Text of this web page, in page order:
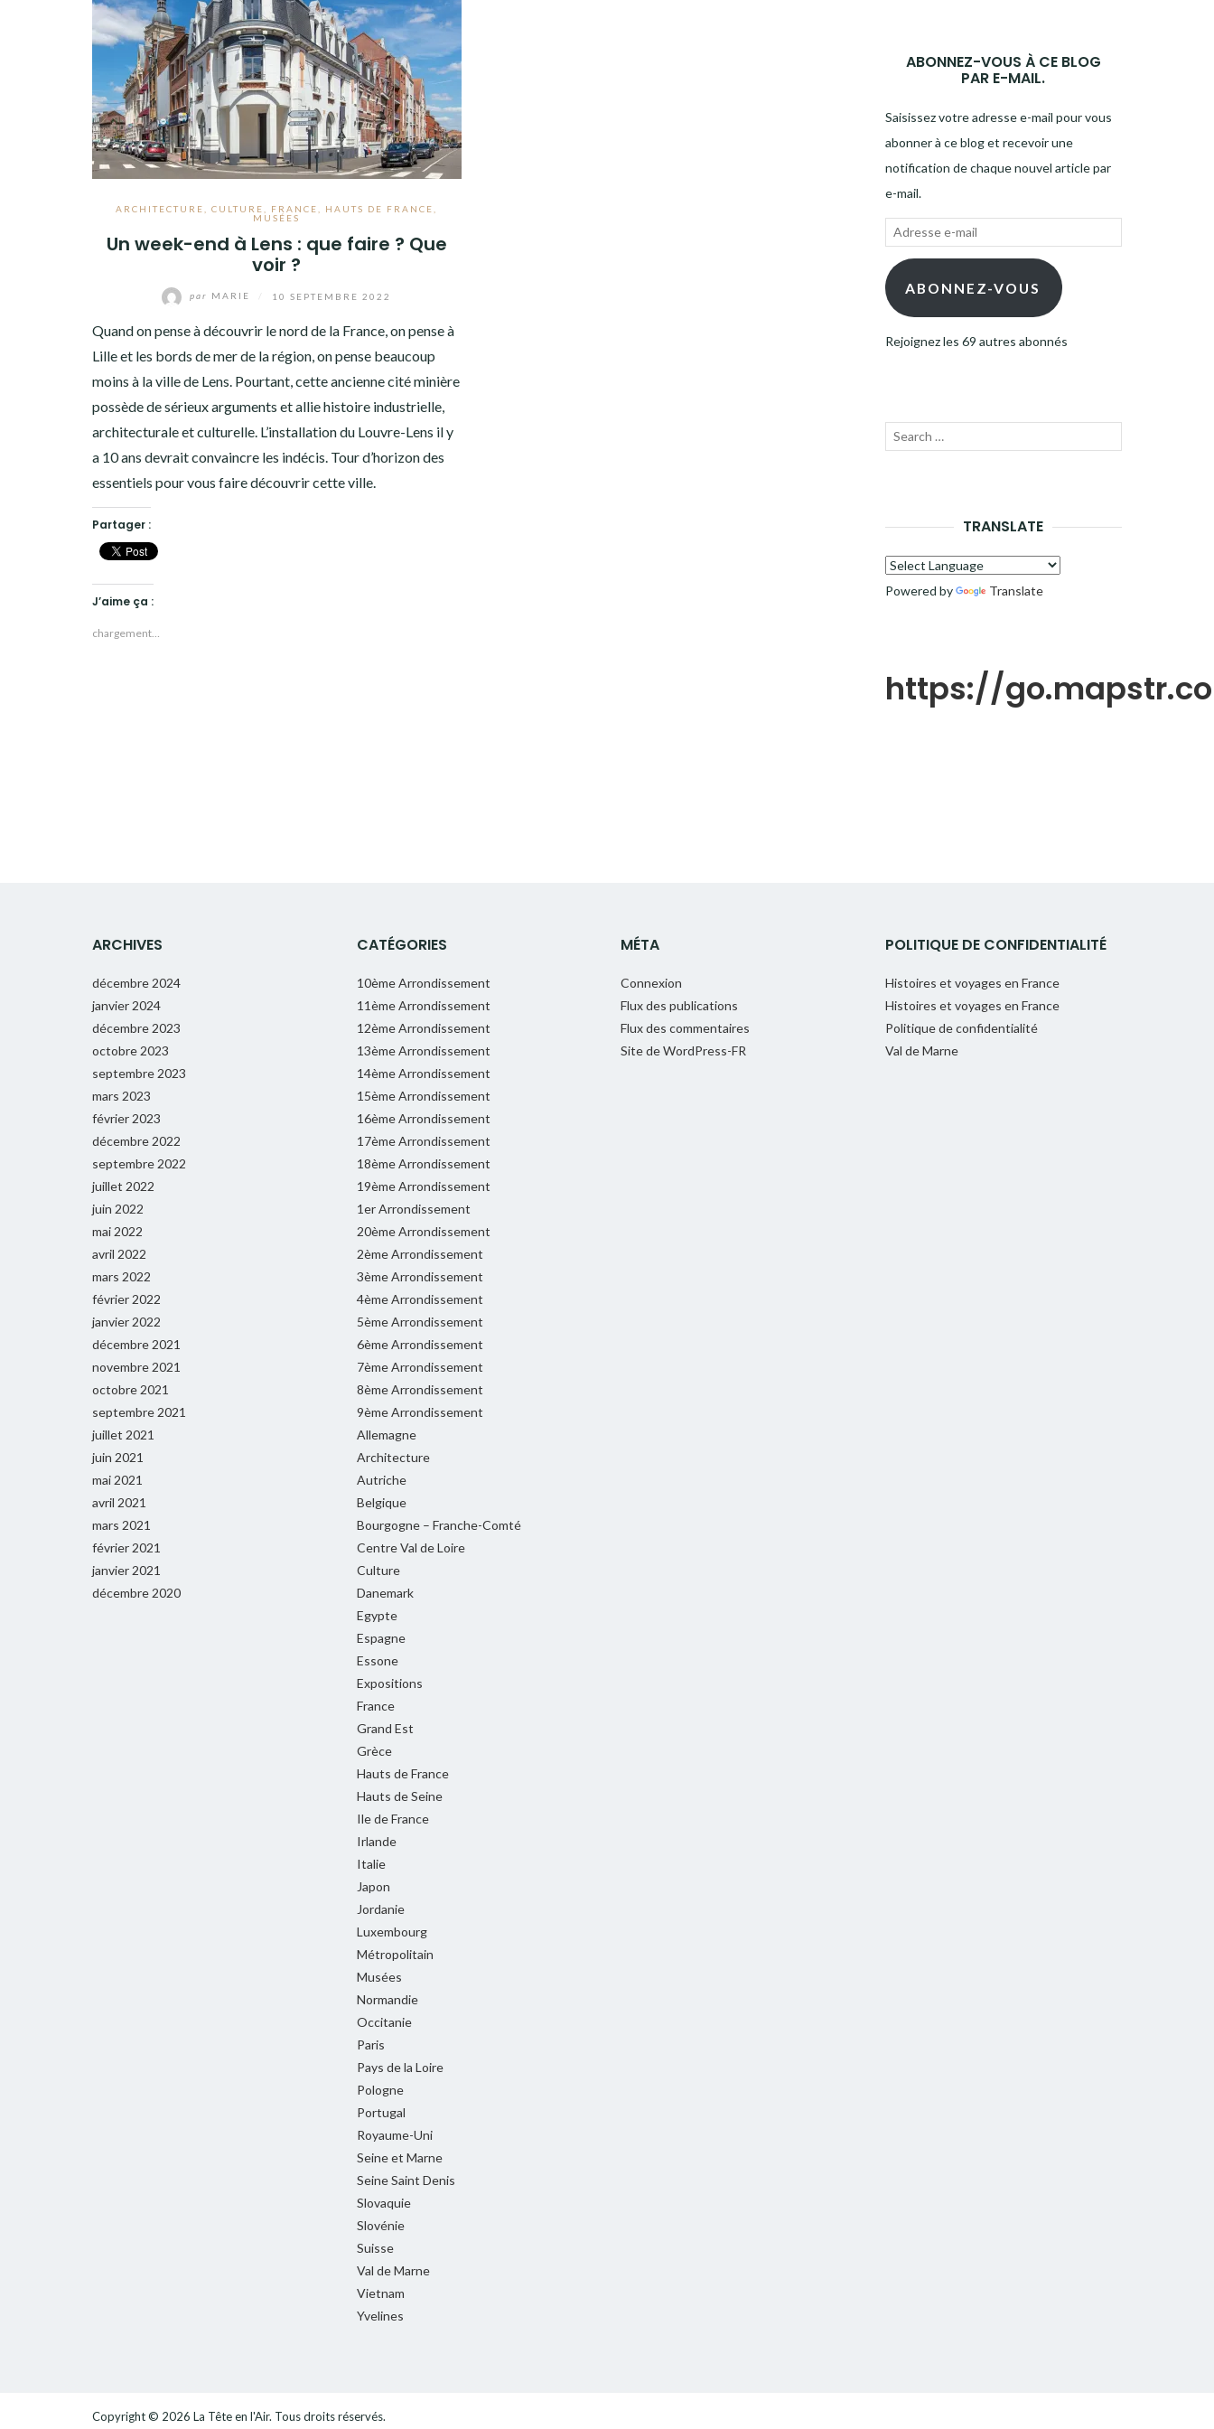
ARCHITECTURE ,CULTURE FRANCE HAUTS DE FRANCE
MUSÉES
Un week-end à Lens : que faire ? Que
voir ?
par MARIE 10 SEPTEMBRE 2022
Quand on pense à découvrir le nord de la France, on pense à
Lille et les bords de mer de la région, on pense beaucoup
moins à la ville de Lens. Pourtant, cette ancienne cité minière
possède de sérieux arguments et allie histoire industrielle,
architecturale et culturelle. L’installation du Louvre-Lens il y
a 10 ans devrait convaincre les indécis. Tour d’horizon des
essentiels pour vous faire découvrir cette ville.
Partager :
J’aime ça :
chargement…
ABONNEZ-VOUS À CE BLOG
PAR E-MAIL.
Saisissez votre adresse e-mail pour vous
abonner à ce blog et recevoir une
notification de chaque nouvel article par
e-mail.
Adresse
mail ABONNEZ-VOUS
Rejoignez les 69 autres abonnés
Recherche
TRANSLATE
Powered by Translate
https://
ARCHIVES
décembre 2024
janvier 2024
décembre 2023
octobre 2023
septembre 2023
mars 2023
février 2023
décembre 2022
septembre 2022
juillet 2022
juin 2022
mai 2022
avril 2022
mars 2022
février 2022
janvier 2022
décembre 2021
novembre 2021
octobre 2021
septembre 2021
juillet 2021
juin 2021
mai 2021
avril 2021
mars 2021
février 2021
janvier 2021
décembre 2020
CATÉGORIES
10ème Arrondissement
11ème Arrondissement
12ème Arrondissement
13ème Arrondissement
14ème Arrondissement
15ème Arrondissement
16ème Arrondissement
17ème Arrondissement
18ème Arrondissement
19ème Arrondissement
1er Arrondissement
20ème Arrondissement
2ème Arrondissement
3ème Arrondissement
4ème Arrondissement
5ème Arrondissement
6ème Arrondissement
7ème Arrondissement
8ème Arrondissement
9ème Arrondissement
Allemagne
Architecture
Autriche
Belgique
Bourgogne – Franche-Comté
Centre Val de Loire
Culture
Danemark
Egypte
Espagne
Essone
Expositions
France
Grand Est
Grèce
Hauts de France
Hauts de Seine
Ile de France
Irlande
Italie
Japon
Jordanie
Luxembourg
Métropolitain
Musées
Normandie
Occitanie
Paris
Pays de la Loire
Pologne
Portugal
Royaume-Uni
Seine et Marne
Seine Saint Denis
Slovaquie
Slovénie
Suisse
Val de Marne
Vietnam
Yvelines
MÉTA
Connexion
Flux des publications
Flux des commentaires
Site de WordPress-FR
POLITIQUE DE CONFIDENTIALITÉ
Histoires et voyages en France
Histoires et voyages en France
Politique de confidentialité
Val de Marne
Copyright © 2026 La Tête en l'Air. Tous droits réservés.